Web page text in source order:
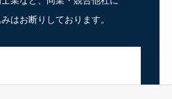
はお断りしております。